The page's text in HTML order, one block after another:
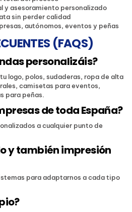
y asesoramiento personalizado
sin perder calidad
autónomos, eventos y peñas
(FAQS)
personalizáis?
logo, polos, sudaderas, ropa de alta
camisetas para eventos,
para peñas.
de toda España?
a cualquier punto de
y también impresión
para adaptarnos a cada tipo